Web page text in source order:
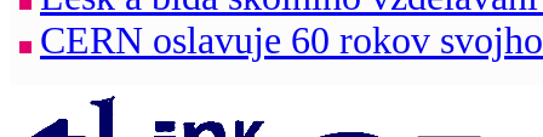
CERN oslavuje 60 rokov